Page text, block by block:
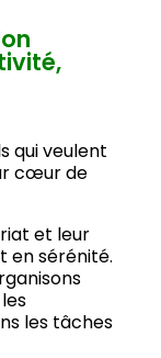
qui veulent
cœur de
et leur
en sérénité.
les tâches